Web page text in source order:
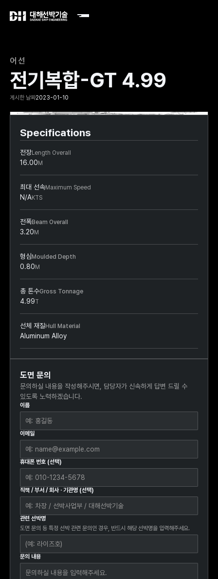
어선
전기복합-GT 4.99
게시한 날짜2023-01-10
Slide 2 of 2.
Specifications
전장Length Overall
16.00 M
최대 선속Maximum Speed
N/AKTS
전폭Beam Overall
3.20 M
형심 Moulded Depth
0.80 M
총 톤수Gross Tonnage
4.99T
선체 재질 Hull Material
Aluminum Alloy
도면 문의
문의하실 내용을 작성해주시면, 담당자가 신속하게 답변 드릴 수
있도록 노력하겠습니다.
이름
이메일
휴대폰 번호 (선택)
직책 / 부서 / 회사 · 기관명 (선택)
관련 선박명
도면 문의 등 특정 선박 관련 문의인 경우, 반드시 해당 선박명을 입력해주세요.
문의 내용